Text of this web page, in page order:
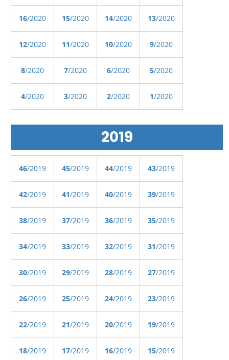
16/2020 15/2020 14/2020 13/2020
12/2020 11/2020 10/2020 9/2020
8/2020 7/2020 6/2020 5/2020
4/2020 3/2020 2/2020 1/2020
2019
46/2019 45/2019 44/2019 43/2019
42/2019 41/2019 40/2019 39/2019
38/2019 37/2019 36/2019 35/2019
34/2019 33/2019 32/2019 31/2019
30/2019 29/2019 28/2019 27/2019
26/2019 25/2019 24/2019 23/2019
22/2019 21/2019 20/2019 19/2019
18/2019 17/2019 16/2019 15/2019